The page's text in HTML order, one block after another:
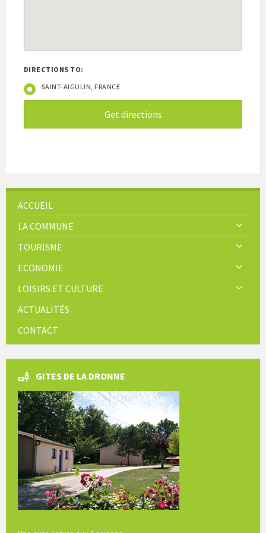
DIRECTIONS TO:
SAINT-AIGULIN, FRANCE
ACCUEIL
LA COMMUNE
TOURISME
ECONOMIE
LOISIRS ET CULTURE
ACTUALITÉS
CONTACT
GITES DE LA DRONNE